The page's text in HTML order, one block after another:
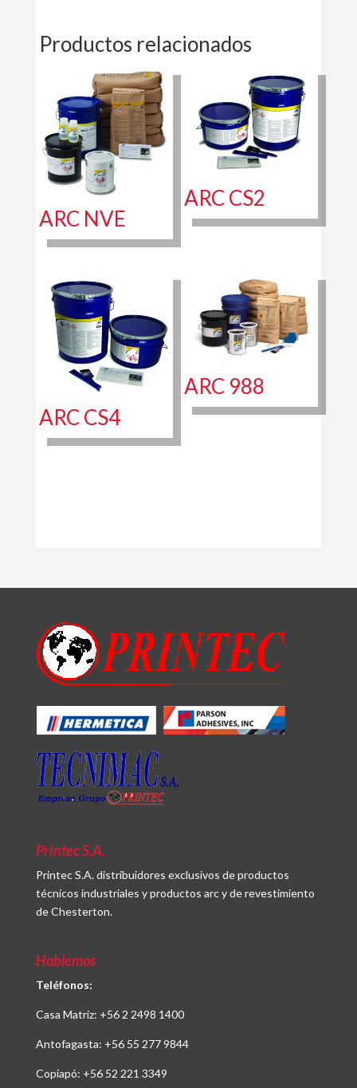
Productos relacionados
ARC NVE
ARC CS2
ARC CS4
ARC 988
Printec S.A.
Printec S.A. distribuidores exclusivos de productos
técnicos industriales y productos arc y de revestimiento
de Chesterton.
Hablemos
Teléfonos:
Casa Matriz: +56 2 2498 1400
Antofagasta: +56 55 277 9844
Copiapó: +56 52 221 3349